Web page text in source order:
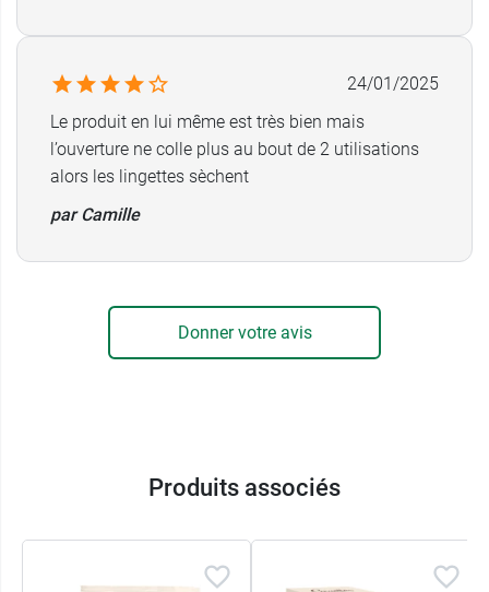
toilette intime sécheresse Cavailles.
24/01/2025
Le produit en lui même est très bien mais
l’ouverture ne colle plus au bout de 2 utilisations
alors les lingettes sèchent
par Camille
Donner votre avis
Produits associés